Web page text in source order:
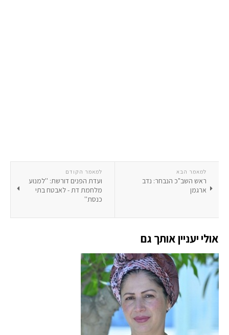
למאמר הקודם
ועדת הפנים דורשת: ''למנוע
מלחמת דת - לאבטח בתי
כנסת''
למאמר הבא
ראש השב"כ הנבחר: נדב
ארגמן
אולי יעניין אותך גם